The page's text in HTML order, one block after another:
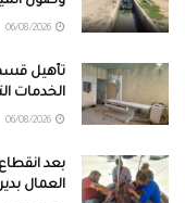
تأهيل
الخدمات
العمال بدير